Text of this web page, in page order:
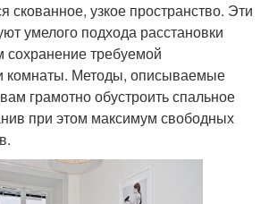
скованное, узкое пространство. Эти
умелого подхода расстановки
сохранение требуемой
комнаты. Методы, описываемые
грамотно обустроить спальное
при этом максимум свободных